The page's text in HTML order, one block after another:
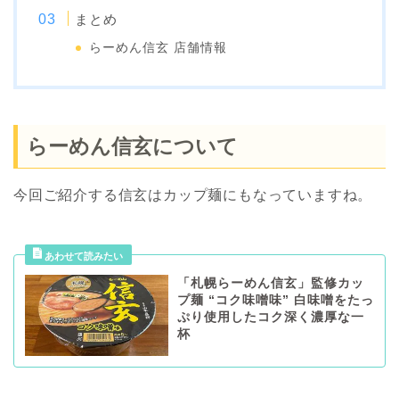
まとめ
らーめん信玄 店舗情報
らーめん信玄について
今回ご紹介する信玄はカップ麺にもなっていますね。
「札幌らーめん信玄」監修カッ
プ麺 “コク味噌味” 白味噌をたっ
ぷり使用したコク深く濃厚な一
杯